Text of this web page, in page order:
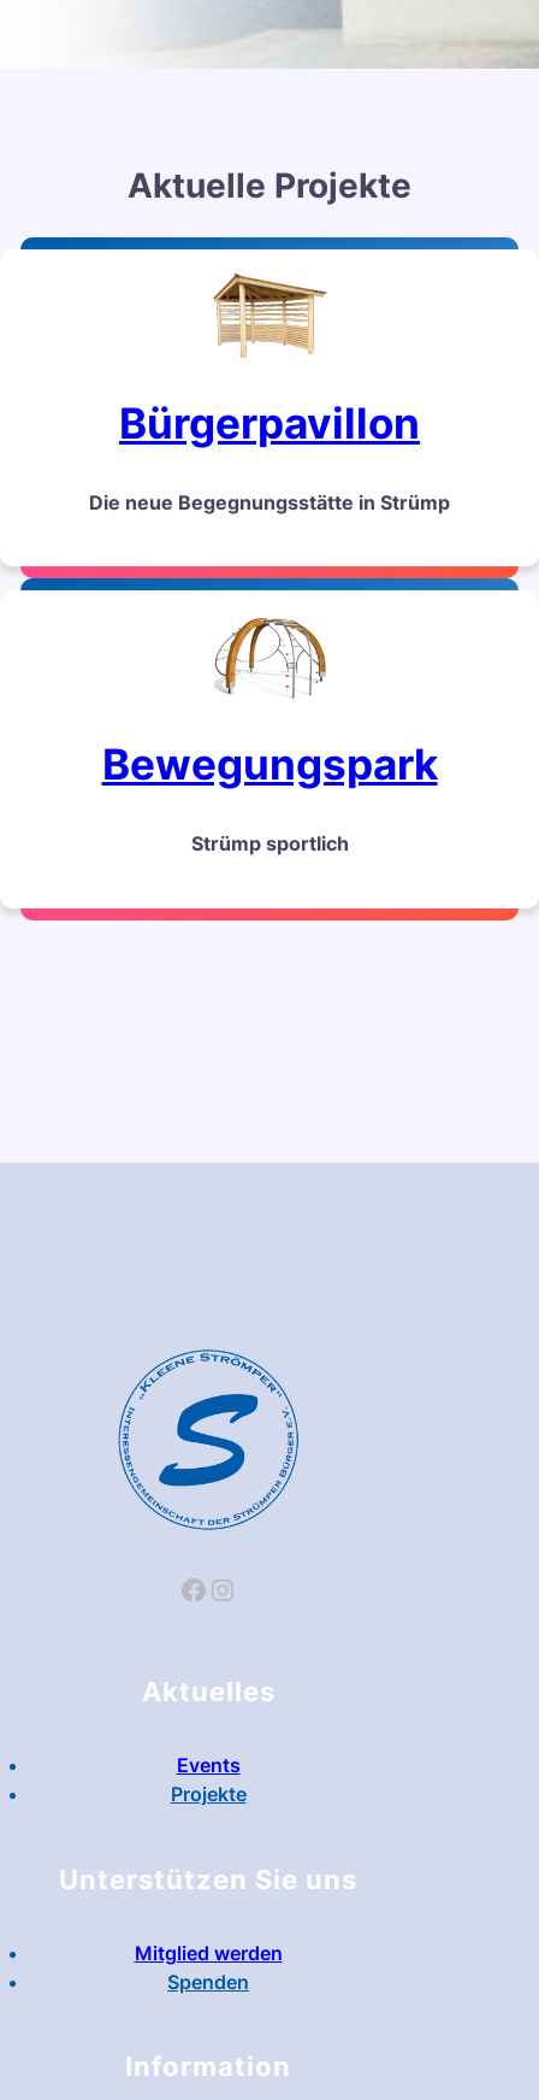
Aktuelle Projekte
Bürgerpavillon
Die neue Begegnungsstätte in Strümp
Bewegungspark
Strümp sportlich
Facebook Instagram
Aktuelles
Events
Projekte
Unterstützen Sie uns
Mitglied werden
Spenden
Information